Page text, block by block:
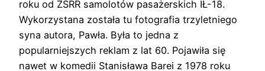
roku od ZSRR samolotów pasażerskich IŁ-18.
Wykorzystana została tu fotografia trzyletniego
syna autora, Pawła. Była to jedna z
popularniejszych reklam z lat 60. Pojawiła się
nawet w komedii Stanisława Barei z 1978 roku